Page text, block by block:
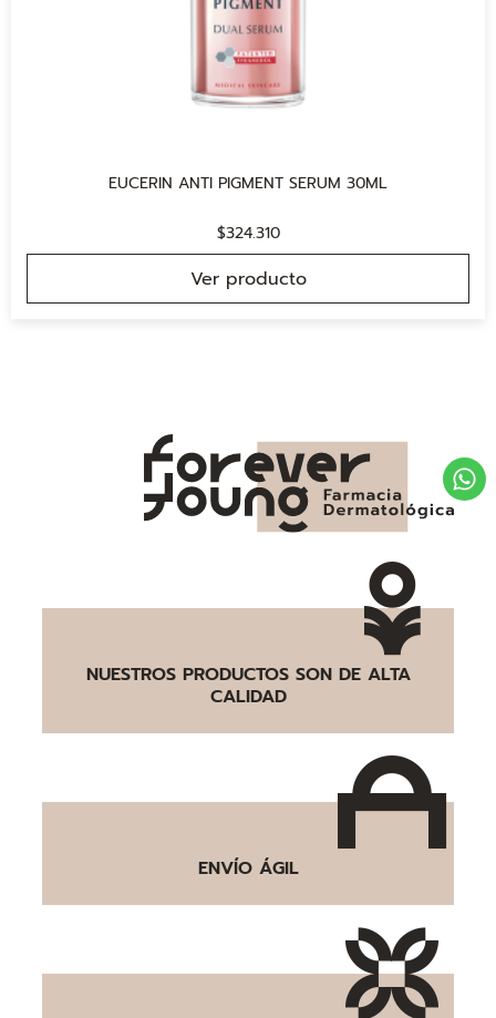
EUCERIN ANTI PIGMENT SERUM 30ML
$324.310
Ver producto
NUESTROS PRODUCTOS SON DE ALTA
CALIDAD
ENVÍO ÁGIL